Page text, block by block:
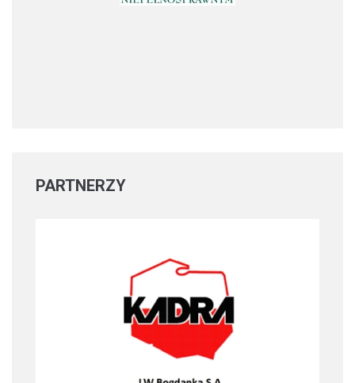
PARTNERZY